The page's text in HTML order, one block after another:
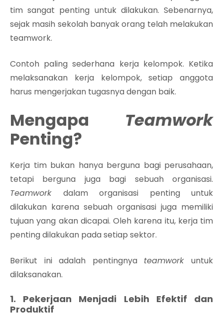
tim sangat penting untuk dilakukan. Sebenarnya,
sejak masih sekolah banyak orang telah melakukan
teamwork.
Contoh paling sederhana kerja kelompok. Ketika
melaksanakan kerja kelompok, setiap anggota
harus mengerjakan tugasnya dengan baik.
Mengapa Teamwork
Penting?
Kerja tim bukan hanya berguna bagi perusahaan,
tetapi berguna juga bagi sebuah organisasi.
Teamwork dalam organisasi penting untuk
dilakukan karena sebuah organisasi juga memiliki
tujuan yang akan dicapai. Oleh karena itu, kerja tim
penting dilakukan pada setiap sektor.
Berikut ini adalah pentingnya teamworkuntuk
dilaksanakan.
1. Pekerjaan Menjadi Lebih Efektif dan
Produktif